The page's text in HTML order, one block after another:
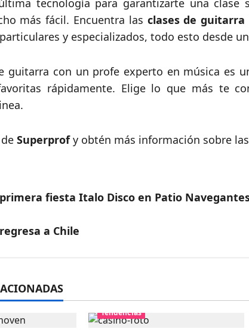
tecnología para garantizarte una clase
más fácil. Encuentra las clases de
y especializados, todo esto desde
guitarra con un profe experto en música es
rápidamente. Elige lo que más te
Superprofy obtén más información sobre las
primera fiesta Italo Disco en Patio
a Chile
Tendencias